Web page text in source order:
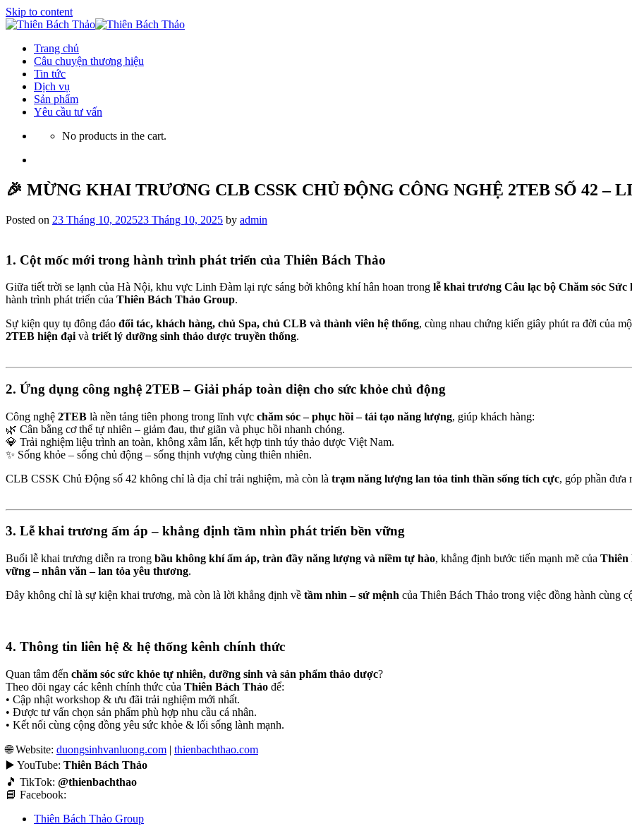
Skip to content
Trang chủ
Câu chuyện thương hiệu
Tin tức
Dịch vụ
Sản phẩm
Yêu cầu tư vấn
No products in the cart.
🎉 MỪNG KHAI TRƯƠNG CLB CSSK CHỦ ĐỘNG CÔNG NGHỆ 2TEB SỐ 42 –
Posted on 23 Tháng 10, 202523 Tháng 10, 2025 by admin
1. Cột mốc mới trong hành trình phát triển của Thiên Bách Thảo
Giữa tiết trời se lạnh của Hà Nội, khu vực Linh Đàm lại rực sáng bởi không khí hân hoan trong lễ khai trương Câu lạc bộ Chăm sóc Sức
hành trình phát triển của Thiên Bách Thảo Group.
Sự kiện quy tụ đông đảo đối tác, khách hàng, chủ Spa, chủ CLB và thành viên hệ thống, cùng nhau chứng kiến giây phút ra đời của
2TEB hiện đại và triết lý dưỡng sinh thảo dược truyền thống.
2. Ứng dụng công nghệ 2TEB – Giải pháp toàn diện cho sức khỏe chủ động
Công nghệ 2TEB là nền tảng tiên phong trong lĩnh vực chăm sóc – phục hồi – tái tạo năng lượng, giúp khách hàng:
🌿 Cân bằng cơ thể tự nhiên – giảm đau, thư giãn và phục hồi nhanh chóng.
💎 Trải nghiệm liệu trình an toàn, không xâm lấn, kết hợp tinh túy thảo dược Việt Nam.
✨ Sống khỏe – sống chủ động – sống thịnh vượng cùng thiên nhiên.
CLB CSSK Chủ Động số 42 không chỉ là địa chỉ trải nghiệm, mà còn là trạm năng lượng lan tỏa tinh thần sống tích cực, góp phần đưa
3. Lễ khai trương ấm áp – khẳng định tầm nhìn phát triển bền vững
Buổi lễ khai trương diễn ra trong bầu không khí ấm áp, tràn đầy năng lượng và niềm tự hào, khẳng định bước tiến mạnh mẽ của Thiên
vững – nhân văn – lan tỏa yêu thương.
Đây không chỉ là sự kiện khai trương, mà còn là lời khẳng định về tầm nhìn – sứ mệnh của Thiên Bách Thảo trong việc đồng hành cùng
4. Thông tin liên hệ & hệ thống kênh chính thức
Quan tâm đến chăm sóc sức khỏe tự nhiên, dưỡng sinh và sản phẩm thảo dược?
Theo dõi ngay các kênh chính thức của Thiên Bách Thảo để:
• Cập nhật workshop & ưu đãi trải nghiệm mới nhất.
• Được tư vấn chọn sản phẩm phù hợp nhu cầu cá nhân.
• Kết nối cùng cộng đồng yêu sức khỏe & lối sống lành mạnh.
🌐 Website: duongsinhvanluong.com | thienbachthao.com
▶️ YouTube: Thiên Bách Thảo
🎵 TikTok: @thienbachthao
📘 Facebook:
Thiên Bách Thảo Group